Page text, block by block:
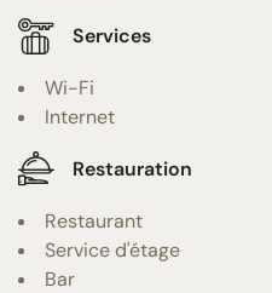
Services
Wi-Fi
Internet
Restauration
Restaurant
Service d'étage
Bar